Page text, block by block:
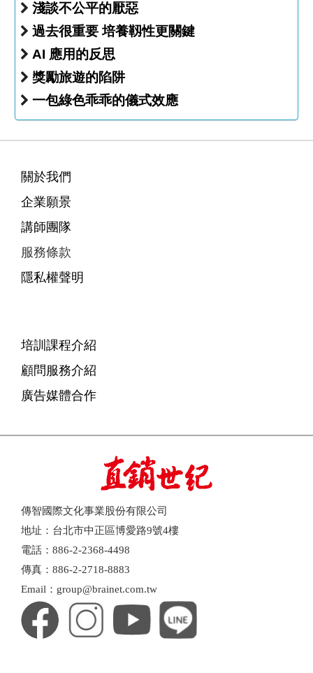
淺談不公平的厭惡
過去很重要 培養靱性更關鍵
AI 應用的反思
獎勵旅遊的陷阱
一包綠色乖乖的儀式效應
關於我們
企業願景
講師團隊
服務條款
隱私權聲明
培訓課程介紹
顧問服務介紹
廣告媒體合作
傳智國際文化事業股份有限公司
地址：台北市中正區博愛路9號4樓
電話：886-2-2368-4498
傳真：886-2-2718-8883
Email：group@brainet.com.tw